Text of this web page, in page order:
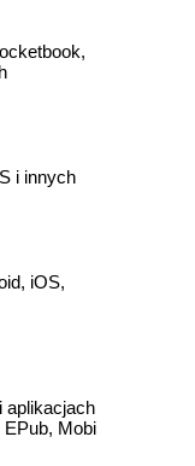
i innych
iOS,
aplikacjach
EPub, Mobi